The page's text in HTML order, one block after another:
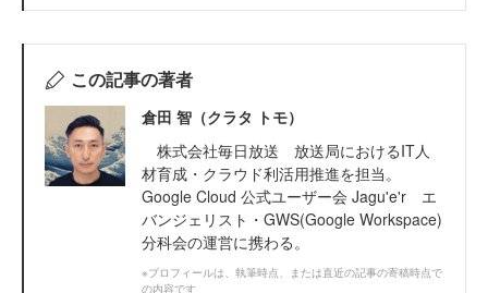
この記事の著者
倉田 智（クラタ トモ）
株式会社毎日放送 放送局におけるIT人
材育成・クラウド利活用推進を担当。
Google Cloud 公式ユーザー会 Jagu'e'r エ
バンジェリスト・GWS(Google Workspace)
分科会の運営に携わる。
※プロフィールは、執筆時点、または直近の記事の寄稿時点で
の内容です